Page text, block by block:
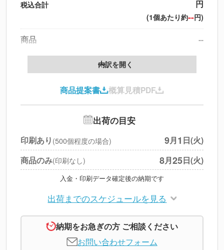
税込合計 円
(1個あたり約--円)
商品
--
製版代
印刷代
北海道・沖縄・離島 別途
円
※上記小計は税別です
内訳を開く
商品提案書 概算見積PDF
出荷の目安
印刷あり (500個程度の場合) 9月1 日(火)
商品のみ(印刷なし) 8月25日(火)
入金・印刷データ確定後の納期です
出荷までのスケジュールを見る
納期をお急ぎの方 ご相談ください
お問い合わせフォーム